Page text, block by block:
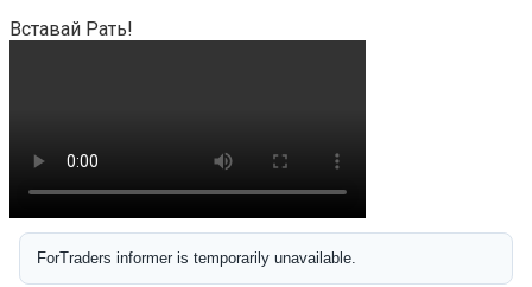
Вставай Рать!